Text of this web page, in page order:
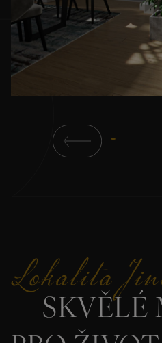
Lokalita
SKVĚLÉ